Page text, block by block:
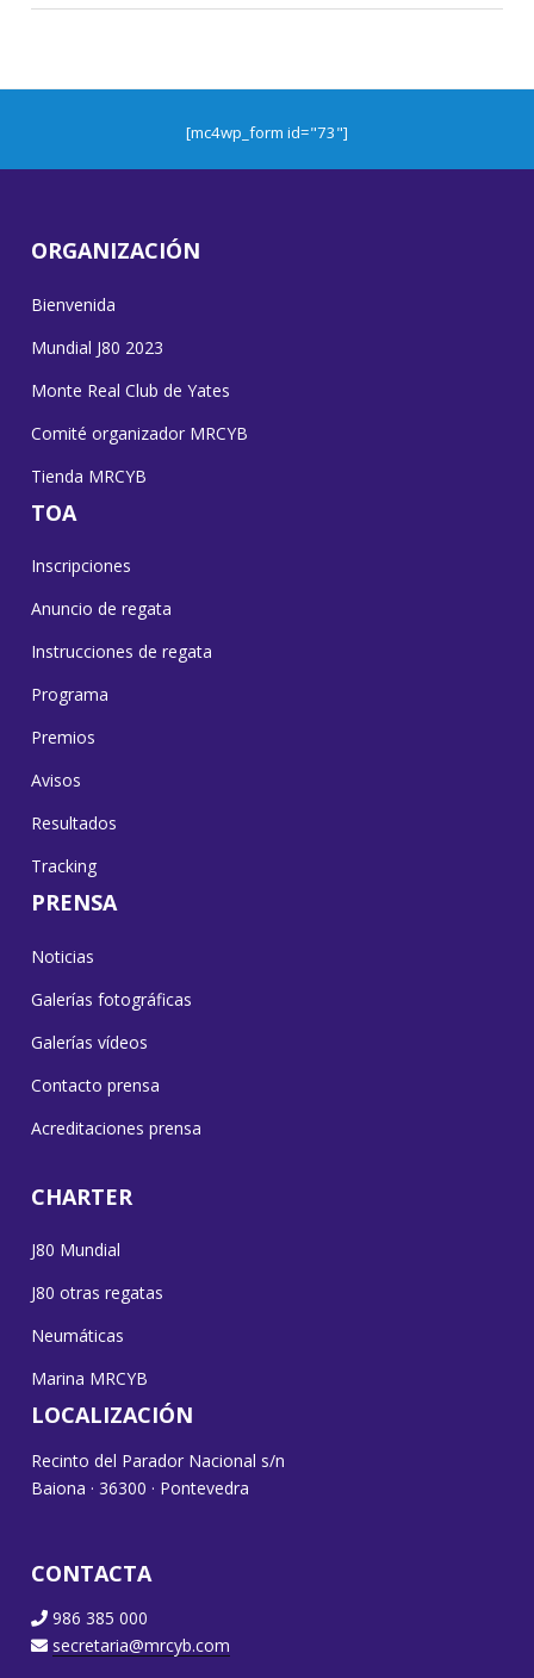
[mc4wp_form id="73"]
ORGANIZACIÓN
Bienvenida
Mundial J80 2023
Monte Real Club de Yates
Comité organizador MRCYB
Tienda MRCYB
TOA
Inscripciones
Anuncio de regata
Instrucciones de regata
Programa
Premios
Avisos
Resultados
Tracking
PRENSA
Noticias
Galerías fotográficas
Galerías vídeos
Contacto prensa
Acreditaciones prensa
CHARTER
J80 Mundial
J80 otras regatas
Neumáticas
Marina MRCYB
LOCALIZACIÓN
Recinto del Parador Nacional s/n
Baiona · 36300 · Pontevedra
CONTACTA
986 385 000
secretaria@mrcyb.com